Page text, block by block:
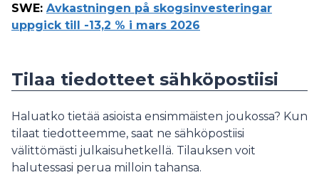
SWE: Avkastningen på skogsinvesteringar
uppgick till -13,2 % i mars 2026
Tilaa tiedotteet sähköpostiisi
Haluatko tietää asioista ensimmäisten joukossa? Kun
tilaat tiedotteemme, saat ne sähköpostiisi
välittömästi julkaisuhetkellä. Tilauksen voit
halutessasi perua milloin tahansa.